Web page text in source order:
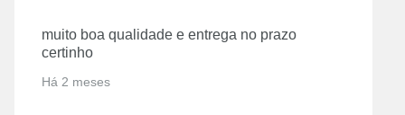
muito boa qualidade e entrega no prazo
certinho
Há 2 meses